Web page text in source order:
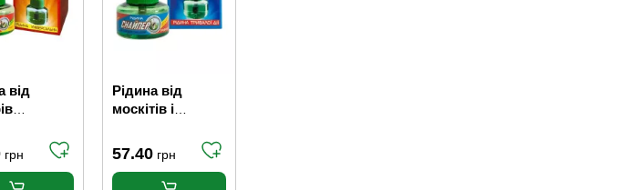
від
Снайпер
грн
Рідина від
москітів і
ночей "Снайпер"
57.40 грн